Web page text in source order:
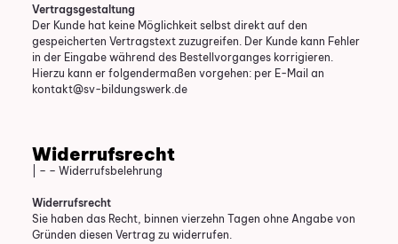
Vertragsgestaltung
Der Kunde hat keine Möglichkeit selbst direkt auf den
gespeicherten Vertragstext zuzugreifen. Der Kunde kann Fehler
in der Eingabe während des Bestellvorganges korrigieren.
Hierzu kann er folgendermaßen vorgehen: per E-Mail an
kontakt@sv-bildungswerk.de
Widerrufsrecht
| – – Widerrufsbelehrung
Widerrufsrecht
Sie haben das Recht, binnen vierzehn Tagen ohne Angabe von
Gründen diesen Vertrag zu widerrufen.